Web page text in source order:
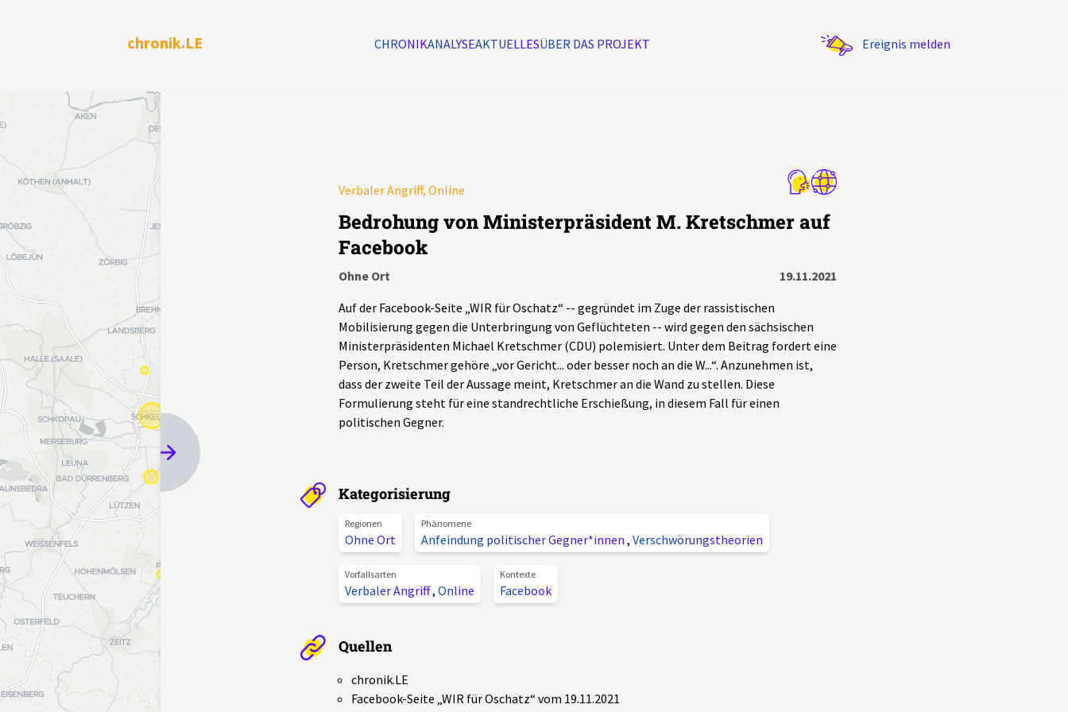
chronik.LE CHRONIKANALYSEAKTUELLESÜBER DAS PROJEKT Ereignis melden
Verbaler Angriff, Online
Bedrohung von Ministerpräsident M. Kretschmer auf
Facebook
Ohne Ort
19.11.2021
Auf der Facebook-Seite „WIR für Oschatz“ -- gegründet im Zuge der rassistischen
Mobilisierung gegen die Unterbringung von Geflüchteten -- wird gegen den sächsischen
Ministerpräsidenten Michael Kretschmer (CDU) polemisiert. Unter dem Beitrag fordert eine
Person, Kretschmer gehöre „vor Gericht... oder besser noch an die W...“. Anzunehmen ist,
dass der zweite Teil der Aussage meint, Kretschmer an die Wand zu stellen. Diese
Formulierung steht für eine standrechtliche Erschießung, in diesem Fall für einen
politischen Gegner.
Kategorisierung
Regionen
Ohne Ort
Phänomene
Anfeindung politischer Gegner*innen , Verschwörungstheorien
Vorfallsarten
Verbaler Angriff, Online
Kontexte
Facebook
Quellen
chronik.LE
Facebook-Seite „WIR für Oschatz“ vom 19.11.2021
Ereignisse Statistik